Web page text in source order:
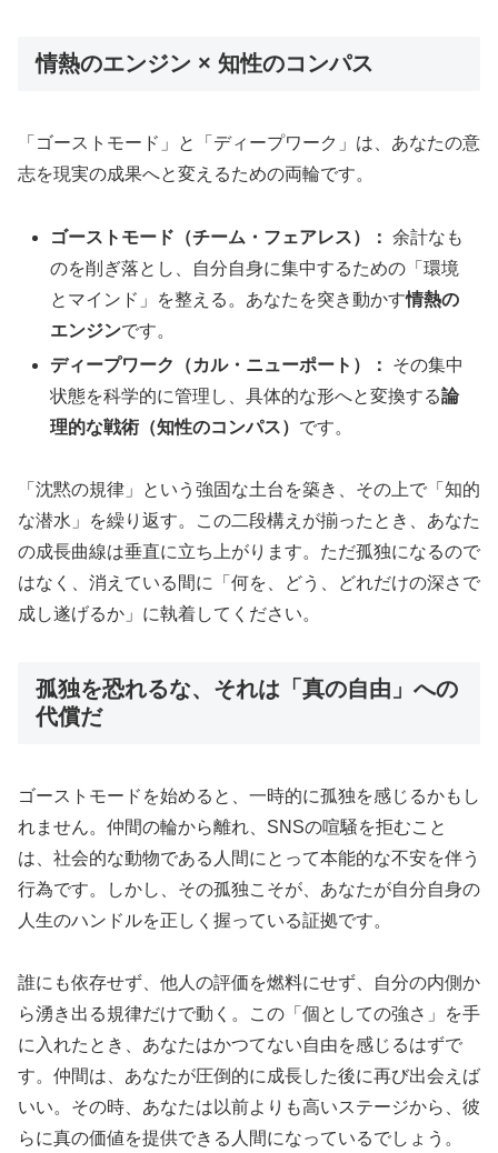
情熱のエンジン × 知性のコンパス
「ゴーストモード」と「ディープワーク」は、あなたの意
志を現実の成果へと変えるための両輪です。
ゴーストモード（チーム・フェアレス）： 余計なも
のを削ぎ落とし、自分自身に集中するための「環境
とマインド」を整える。あなたを突き動かす情熱の
エンジンです。
ディープワーク（カル・ニューポート）：
その集中
状態を科学的に管理し、具体的な形へと変換する論
理的な戦術（知性のコンパス） です。
「沈黙の規律」という強固な土台を築き、その上で「知的
な潜水」を繰り返す。この二段構えが揃ったとき、あなた
の成長曲線は垂直に立ち上がります。ただ孤独になるので
はなく、消えている間に「何を、どう、どれだけの深さで
成し遂げるか」に執着してください。
孤独を恐れるな、それは「真の自由」への
代償だ
ゴーストモードを始めると、一時的に孤独を感じるかもし
れません。仲間の輪から離れ、SNSの喧騒を拒むこと
は、社会的な動物である人間にとって本能的な不安を伴う
行為です。しかし、その孤独こそが、あなたが自分自身の
人生のハンドルを正しく握っている証拠です。
誰にも依存せず、他人の評価を燃料にせず、自分の内側か
ら湧き出る規律だけで動く。この「個としての強さ」を手
に入れたとき、あなたはかつてない自由を感じるはずで
す。仲間は、あなたが圧倒的に成長した後に再び出会えば
いい。その時、あなたは以前よりも高いステージから、彼
らに真の価値を提供できる人間になっているでしょう。